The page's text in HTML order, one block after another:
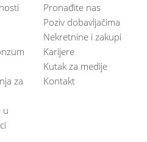
za
u
Pronađite nas
Poziv dobavljačima
Nekretnine i zakupi
Karijere
Kutak za medije
Kontakt